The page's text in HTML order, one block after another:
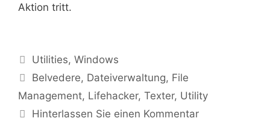
Aktion tritt.
Kategorien
Utilities,Windows
Tags
Belvedere, Dateiverwaltung, File
Management, Lifehacker, Texter, Utility
Hinterlassen Sie einen Kommentar